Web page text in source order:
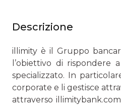
Descrizione
illimity è il Gruppo
l’obiettivo di rispondere
specializzato. In
corporate e li gestisce
attraverso